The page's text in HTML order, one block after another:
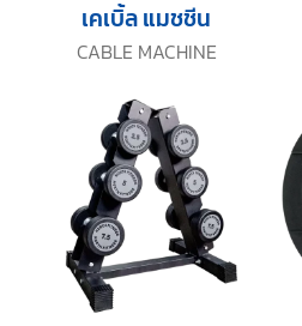
CABLE MACHINE
เคเบิ้ล แมชชีน